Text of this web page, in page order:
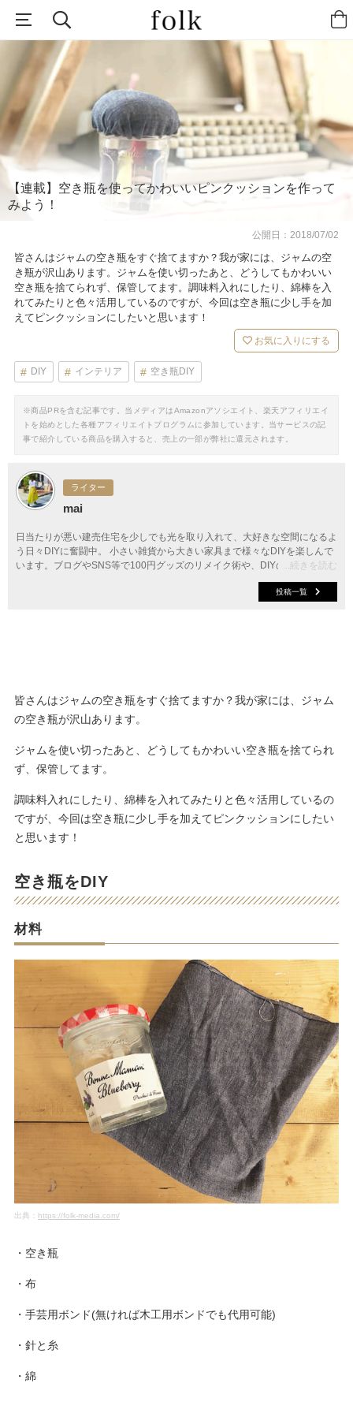
【連載】空き瓶を使ってかわいいピンクッションを作って
みよう！
公開日：2018/07/02
皆さんはジャムの空き瓶をすぐ捨てますか？我が家には、ジャムの空
き瓶が沢山あります。ジャムを使い切ったあと、どうしてもかわいい
空き瓶を捨てられず、保管してます。調味料入れにしたり、綿棒を入
れてみたりと色々活用しているのですが、今回は空き瓶に少し手を加
えてピンクッションにしたいと思います！
お気に入りにする
DIY インテリア 空き瓶DIY
※商品PRを含む記事です。当メディアはAmazonアソシエイト、楽天アフィリエイ
トを始めとした各種アフィリエイトプログラムに参加しています。当サービスの記
事で紹介している商品を購入すると、売上の一部が弊社に還元されます。
ライター
mai
...続きを読む
日当たりが悪い建売住宅を少しでも光を取り入れて、大好きな空間になるよ
う日々DIYに奮闘中。 小さい雑貨から大きい家具まで様々なDIYを楽しんで
います。ブログやSNS等で100円グッズのリメイク術や、DIYのアイディア
などを発信しています。雑誌掲載や記事執筆などもしています。
投稿一覧
皆さんはジャムの空き瓶をすぐ捨てますか？我が家には、ジャム
の空き瓶が沢山あります。
ジャムを使い切ったあと、どうしてもかわいい空き瓶を捨てられ
ず、保管してます。
調味料入れにしたり、綿棒を入れてみたりと色々活用しているの
ですが、今回は空き瓶に少し手を加えてピンクッションにしたい
と思います！
空き瓶をDIY
材料
出典： https://folk-media.com/
・空き瓶
・布
・手芸用ボンド(無ければ木工用ボンドでも代用可能)
・針と糸
・綿